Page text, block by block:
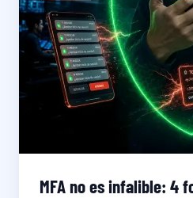
MFA no es infalible: 4